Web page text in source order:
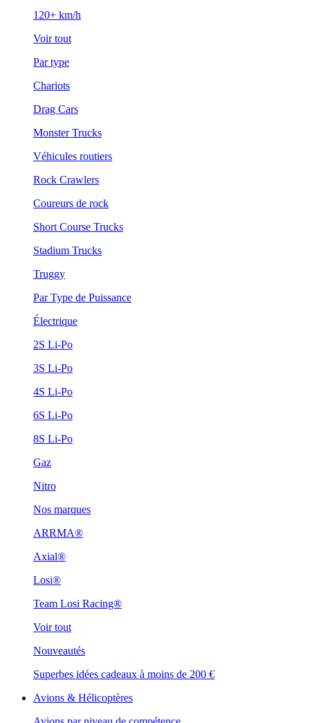
120+ km/h
Voir tout
Par type
Chariots
Drag Cars
Monster Trucks
Véhicules routiers
Rock Crawlers
Coureurs de rock
Short Course Trucks
Stadium Trucks
Truggy
Par Type de Puissance
Électrique
2S Li-Po
3S Li-Po
4S Li-Po
6S Li-Po
8S Li-Po
Gaz
Nitro
Nos marques
ARRMA®
Axial®
Losi®
Team Losi Racing®
Voir tout
Nouveautés
Superbes idées cadeaux à moins de 200 €
Avions & Hélicoptères